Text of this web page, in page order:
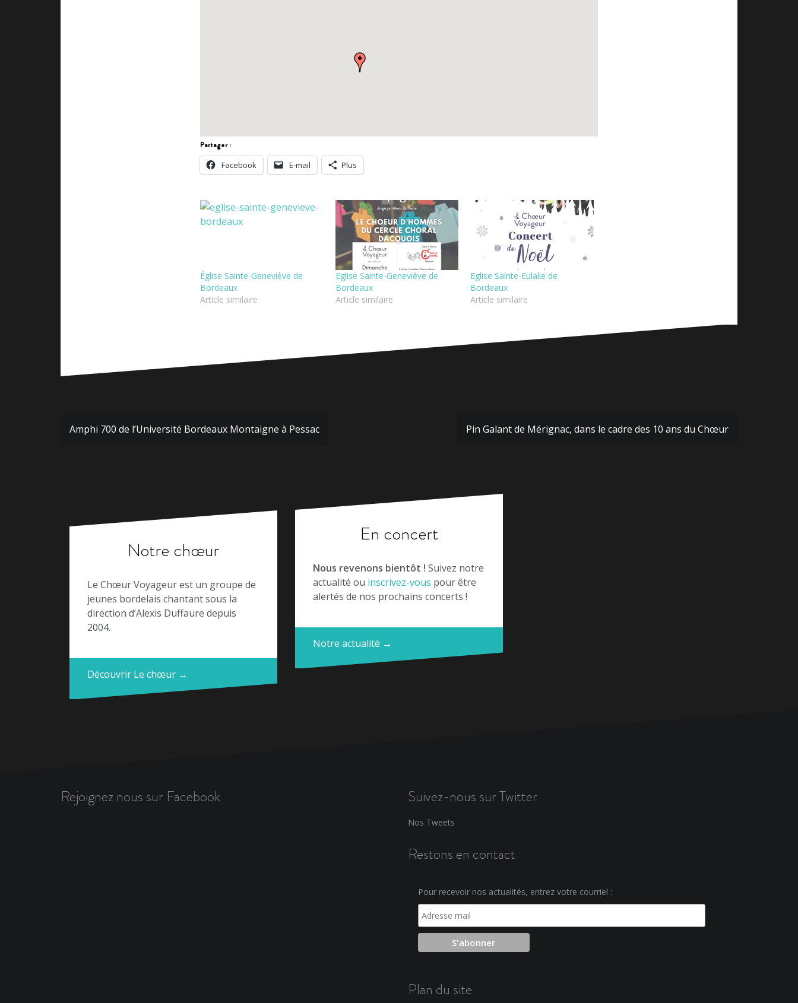
Partager :
Facebook
E-mail Plus
Église Sainte-Geneviève de
Bordeaux
Article similaire
Eglise Sainte-Geneviève de
Bordeaux
Article similaire
Eglise Sainte-Eulalie de
Bordeaux
Article similaire
Navigation
Amphi 700 de l’Université Bordeaux Montaigne à Pessac Pin Galant de Mérignac, dans le cadre des 10 ans du Chœur
Notre chœur
Le Chœur Voyageur est un groupe de
jeunes bordelais chantant sous la
direction d’Alexis Duffaure depuis
2004.
Découvrir Le chœur →
En concert
Nous revenons bientôt ! Suivez notre
actualité ou inscrivez-vous pour être
alertés de nos prochains concerts !
Notre actualité →
Rejoignez nous sur Facebook Suivez-nous sur Twitter
Nos Tweets
Restons en contact
Pour recevoir nos actualités, entrez votre courriel :
Plan du site